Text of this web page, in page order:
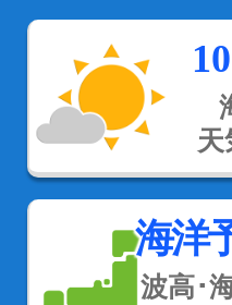
天
海洋
波高･